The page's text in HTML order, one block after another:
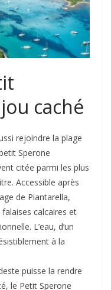
caché
rejoindre la plage
Sperone
citée parmi les plus
Accessible après
de Piantarella,
calcaires et
L’eau, d’un
à la
puisse la rendre
le Petit Sperone